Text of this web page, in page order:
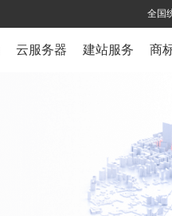
全国
云服务器 建站服务 商